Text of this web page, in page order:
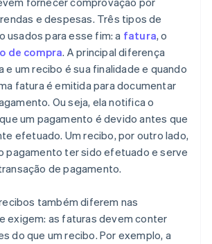
e despesas. Três tipos de
usados para esse fim: a fatura, o
de compra. A principal diferença
e um recibo é sua finalidade e quando
fatura é emitida para documentar
Ou seja, ela notifica o
um pagamento é devido antes que
efetuado. Um recibo, por outro lado,
pagamento ter sido efetuado e serve
de pagamento.
também diferem nas
exigem: as faturas devem conter
do que um recibo. Por exemplo, a